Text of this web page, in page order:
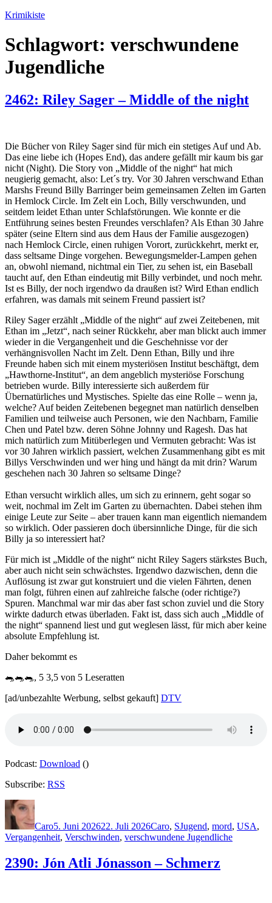
Zum
springen
Krimikiste
Schlagwort: verschwundene
Jugendliche
2462: Riley Sager – Middle of the night
Die Bücher von Riley Sager sind für mich ein stetiges Auf und Ab.
Das eine liebe ich (Hopes End), das andere gefällt mir kaum bis gar
nicht (Night). Die Story von „Middle of the night“ hat mich
neugierig gemacht, also: Let´s try. Vor 30 Jahren verschwand Ethan
Marshs Freund Billy Barringer beim gemeinsamen Zelten im Garten
in Hemlock Circle. Im Zelt ein Loch, Billy verschwunden, und
seitdem leidet Ethan unter Schlafstörungen. Wie konnte er die
Entführung seines besten Freundes verschlafen? Als Ethan 30 Jahre
später (seine Eltern sind aus dem Haus der Familie ausgezogen)
nach Hemlock Circle, einen ruhigen Vorort, zurückkehrt, merkt er,
dass seltsame Dinge vorgehen. Bewegungsmelder-Lampen gehen
an, obwohl niemand, nichtmal ein Tier, zu sehen ist, ein Baseball
taucht auf, den Ethan eindeutig mit Billy verbindet, und noch mehr.
Ist es Billy, der noch irgendwo da draußen ist? Wird Ethan endlich
erfahren, was damals mit seinem Freund passiert ist?
Riley Sager erzählt „Middle of the night“ auf zwei Zeitebenen, mit
Ethan im „Jetzt“, nach seiner Rückkehr, aber man blickt auch immer
wieder in die Vergangenheit und die Geschehnisse vor der
verhängnisvollen Nacht im Zelt. Denn Ethan, Billy und ihre
Freunde haben sich mit einem mysteriösen Institut beschäftgt, dem
„Hawthorne-Institut“, an dem angeblich mysteriöse Forschung
betrieben wurde. Billy interessierte sich außerdem für
Übernatürliches und Mystisches. Spielte das eine Rolle – wenn ja,
welche? Auf beiden Zeitebenen begegnet man natürlich denselben
Familien und teilweise auch Personen, wie den Nachbarn, Familie
Chen und Patel bzw. deren Söhne Johnny und Ragesh. Das hat
mich natürlich zum Mitüberlegen und Vermuten gebracht: Was ist
vor 30 Jahren wirklich passiert, welchen Zusammenhang gibt es mit
Billys Verschwinden und wer hing und hängt da mit drin? Warum
geschehen nach 30 Jahren so seltsame Dinge?
Ethan versucht wirklich alles, um sich zu erinnern, geht sogar so
weit, nochmal im Zelt im Garten zu übernachten. Dabei stehen ihm
einige Leute zur Seite – aber trauen kann man eigentlich niemandem
so wirklich. Oder passieren doch übersinnliche Dinge, für die sich
Billy ja so interessiert hat?
Für mich ist „Middle of the night“ nicht Riley Sagers stärkstes Buch,
aber auch nicht sein schwächstes. Irgendwo dazwischen, denn die
Auflösung ist zwar gut konstruiert und die vielen Fährten, denen
man folgt, führen einen auf zahlreiche falsche (oder richtige?)
Spuren. Manchmal war mir das aber fast schon zuviel und die Story
wirkte dadurch etwas überladen. Fakt ist, dass sich auch „Middle of
the night“ spannend liest und gut weglesen lässt, für mich aber keine
absolute Empfehlung ist.
Daher bekommt es
🐀🐀🐀, 5 3,5 von 5 Leseratten
[ad/unbezahlte Werbung, selbst gekauft] DTV
Podcast: Download ()
Subscribe: RSS
Autor
Caro5. Juni 202622. Juli 2026Caro, SJugend, mord, USA,
Vergangenheit, Verschwinden, verschwundene Jugendliche
2390: Jón Atli Jónasson – Schmerz